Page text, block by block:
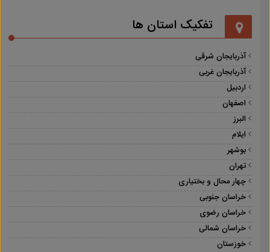
تفکیک استان ها
آذربایجان شرقی
آذربایجان غربی
اردبیل
اصفهان
البرز
ایلام
بوشهر
تهران
چهار محال و بختیاری
خراسان جنوبی
خراسان رضوی
خراسان شمالی
خوزستان